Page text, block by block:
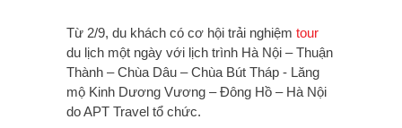
Từ 2/9, du khách có cơ hội trải nghiệm tour
du lịch một ngày với lịch trình Hà Nội – Thuận
Thành – Chùa Dâu – Chùa Bút Tháp - Lăng
mộ Kinh Dương Vương – Đông Hồ – Hà Nội
do APT Travel tổ chức.